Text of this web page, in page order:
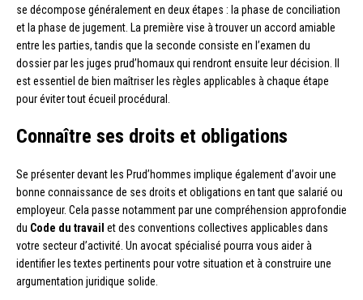
se décompose généralement en deux étapes : la phase de conciliation
et la phase de jugement. La première vise à trouver un accord amiable
entre les parties, tandis que la seconde consiste en l’examen du
dossier par les juges prud’homaux qui rendront ensuite leur décision. Il
est essentiel de bien maîtriser les règles applicables à chaque étape
pour éviter tout écueil procédural.
Connaître ses droits et obligations
Se présenter devant les Prud’hommes implique également d’avoir une
bonne connaissance de ses droits et obligations en tant que salarié ou
employeur. Cela passe notamment par une compréhension approfondie
du Code du travail et des conventions collectives applicables dans
votre secteur d’activité. Un avocat spécialisé pourra vous aider à
identifier les textes pertinents pour votre situation et à construire une
argumentation juridique solide.